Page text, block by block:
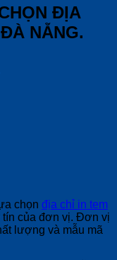
ĐỊA
NẴNG.
chọn địa chỉ in tem
tín của đơn vị. Đơn vị
lượng và mẫu mã